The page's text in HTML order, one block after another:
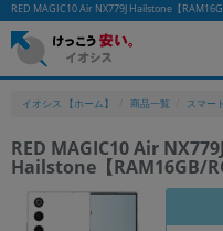
RED MAGIC10 Air NX779J Hailstone【
イオシス 【ホーム】 商品一覧 スマー
RED MAGIC10 Air NX779J
Hailstone【RAM16GB/
かんたんパソコ